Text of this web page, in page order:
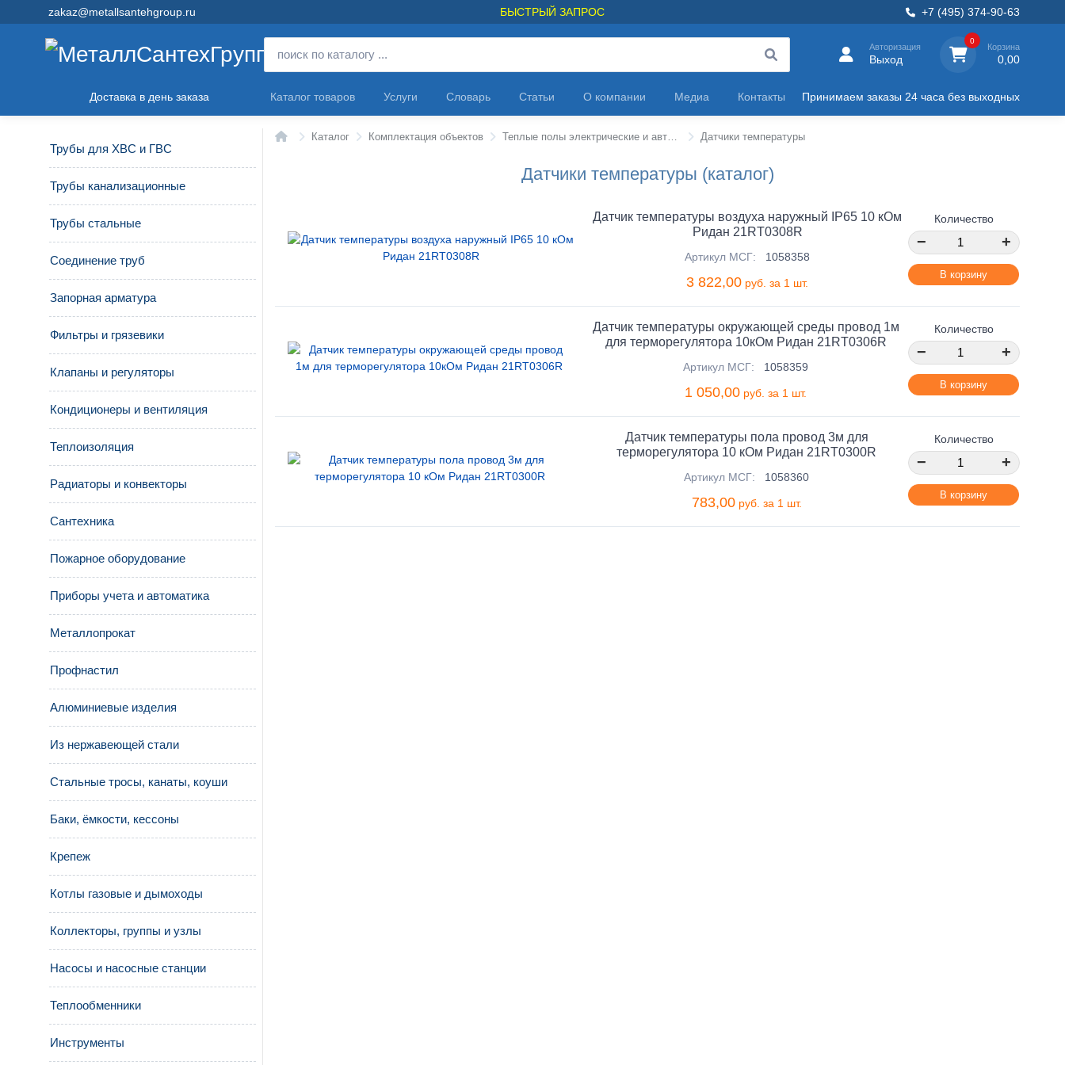
zakaz@metallsantehgroup.ru БЫСТРЫЙ ЗАПРОС +7 (495) 374-90-63
Авторизация
Выход
0
Корзина
0,00
Доставка в день заказа Каталог товаров Услуги Словарь Статьи О компании Медиа Контакты Принимаем заказы 24 часа без выходных
Трубы для ХВС и ГВС
Трубы канализационные
Трубы стальные
Соединение труб
Запорная арматура
Фильтры и грязевики
Клапаны и регуляторы
Кондиционеры и вентиляция
Теплоизоляция
Радиаторы и конвекторы
Сантехника
Пожарное оборудование
Приборы учета и автоматика
Металлопрокат
Профнастил
Алюминиевые изделия
Из нержавеющей стали
Стальные тросы, канаты, коуши
Баки, ёмкости, кессоны
Крепеж
Котлы газовые и дымоходы
Коллекторы, группы и узлы
Насосы и насосные станции
Теплообменники
Инструменты
ГлавнаяКаталог Комплектация объектов Теплые полы электрические и автоматика Датчики температуры
Датчики температуры (каталог)
Датчик температуры воздуха наружный IP65 10 кОм
Ридан 21RT0308R
Артикул МСГ: 1058358
3 822,00 руб. за 1 шт.
Количество
− +
В корзину
Датчик температуры окружающей среды провод 1м
для терморегулятора 10кОм Ридан 21RT0306R
Артикул МСГ: 1058359
1 050,00 руб. за 1 шт.
Количество
− +
В корзину
Датчик температуры пола провод 3м для
терморегулятора 10 кОм Ридан 21RT0300R
Артикул МСГ: 1058360
783,00руб. за 1 шт.
Количество
− +
В корзину